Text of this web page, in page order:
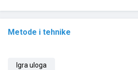
Metode i tehnike
Igra uloga